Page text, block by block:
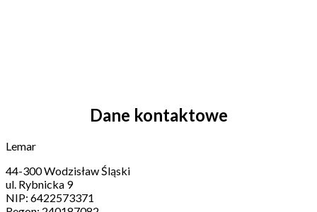
Dane kontaktowe
Lemar
44-300 Wodzisław Śląski
ul. Rybnicka 9
NIP: 6422573371